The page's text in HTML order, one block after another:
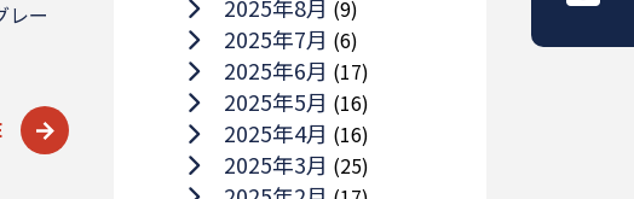
ー
2025年8月 (9)
2025年7月 (6)
2025年6月 (17)
2025年5月 (16)
2025年4月 (16)
2025年3月 (25)